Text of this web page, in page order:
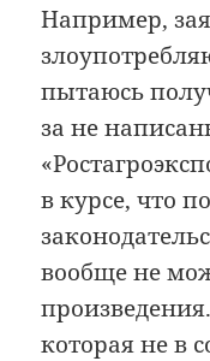
Например,
пытаюсь
за не
в курсе, что
вообще не
которая не в